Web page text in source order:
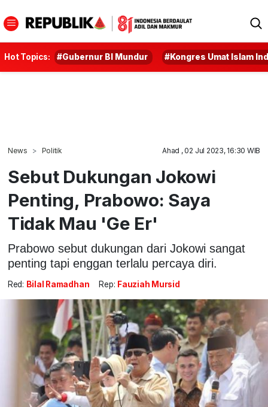
Hot Topics: #Gubernur BI Mundur #Kongres Umat Islam
News Politik Ahad , 02 Jul 2023, 16:30 WIB
Sebut Dukungan Jokowi
Penting, Prabowo: Saya
Tidak Mau 'Ge Er'
Prabowo sebut dukungan dari Jokowi sangat
penting tapi enggan terlalu percaya diri.
Red: Bilal Ramadhan Rep: Fauziah Mursid